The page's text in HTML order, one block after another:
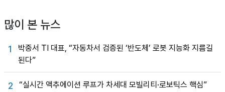
많이 본 뉴스
1
박중서 TI 대표, “자동차서 검증된 ‘반도체’ 로봇 지능화 지름길
된다”
2 “실시간 액추에이션 루프가 차세대 모빌리티·로보틱스 핵심”